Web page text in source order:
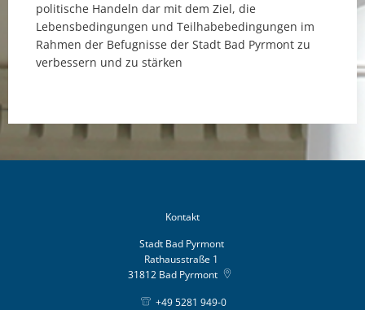
politische Handeln dar mit dem Ziel, die
Lebensbedingungen und Teilhabebedingungen im
Rahmen der Befugnisse der Stadt Bad Pyrmont zu
verbessern und zu stärken
Kontakt
Stadt Bad Pyrmont
Rathausstraße 1
31812 Bad Pyrmont
+49 5281 949-0